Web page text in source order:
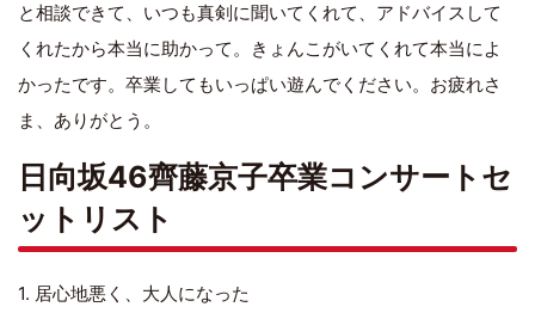
と相談できて、いつも真剣に聞いてくれて、アドバイスして
くれたから本当に助かって。きょんこがいてくれて本当によ
かったです。卒業してもいっぱい遊んでください。お疲れさ
ま、ありがとう。
日向坂46齊藤京子卒業コンサートセ
ットリスト
1. 居心地悪く、大人になった